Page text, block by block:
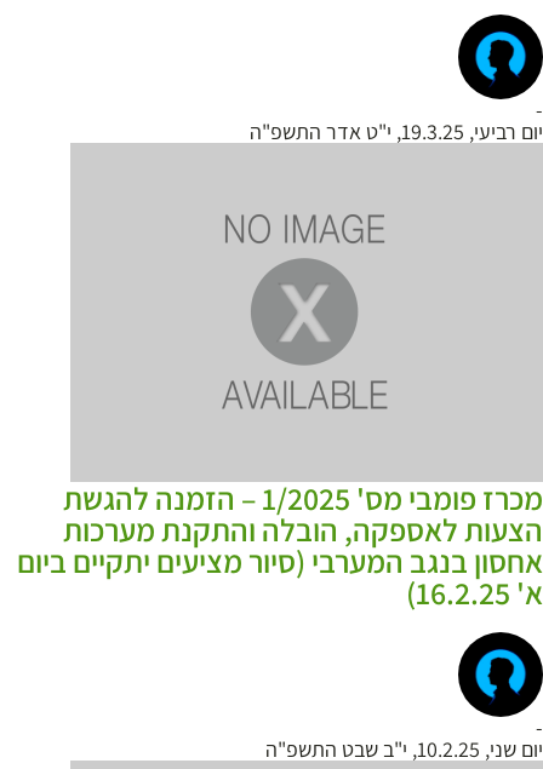
-
יום רביעי, 19.3.25, י"ט אדר התשפ"ה
מכרז פומבי מס' 1/2025 – הזמנה להגשת
הצעות לאספקה, הובלה והתקנת מערכות
אחסון בנגב המערבי (סיור מציעים יתקיים ביום
א' 16.2.25)
-
יום שני, 10.2.25, י"ב שבט התשפ"ה